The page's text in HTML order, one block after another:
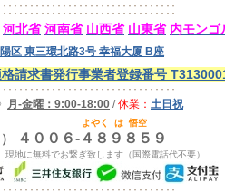
河北省 河南省 山西省 山東省 内モンゴ
区 東三環北路3号 幸福大厦 B座
請求書発行事業者登録番号
月-金曜：9:00-18:00 /休業： 土日祝
よやく は 悟空
４００６-４８９８５９
現地に無料でお繋ぎ致します（国際電話代不要）